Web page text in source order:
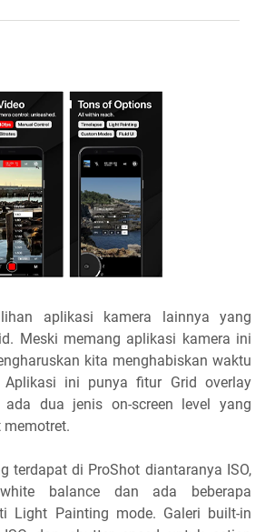
aplikasi kamera lainnya yang
Meski memang aplikasi kamera ini
kita menghabiskan waktu
Aplikasi ini punya fitur Grid overlay
dua jenis on-screen level yang
terdapat di ProShot diantaranya ISO,
balance dan ada beberapa
Light Painting mode. Galeri built-in